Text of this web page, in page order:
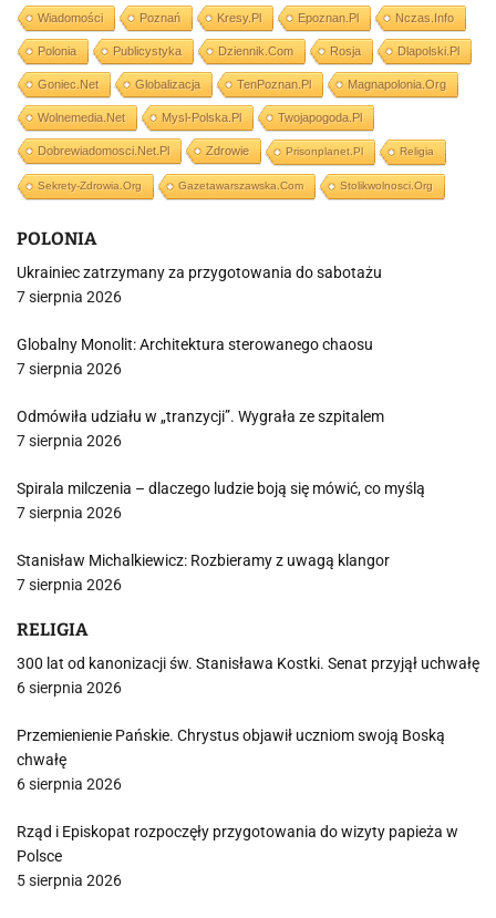
Wiadomości Poznań Kresy.pl Epoznan.pl Nczas.info
Polonia Publicystyka Dziennik.com Rosja Dlapolski.pl
Goniec.net Globalizacja TenPoznan.pl Magnapolonia.org
Wolnemedia.net Mysl-Polska.pl Twojapogoda.pl
Dobrewiadomosci.net.pl Zdrowie Prisonplanet.pl Religia
Sekrety-Zdrowia.org Gazetawarszawska.com Stolikwolnosci.org
POLONIA
Ukrainiec zatrzymany za przygotowania do sabotażu
7 sierpnia 2026
Globalny Monolit: Architektura sterowanego chaosu
7 sierpnia 2026
Odmówiła udziału w „tranzycji”. Wygrała ze szpitalem
7 sierpnia 2026
Spirala milczenia – dlaczego ludzie boją się mówić, co myślą
7 sierpnia 2026
Stanisław Michalkiewicz: Rozbieramy z uwagą klangor
7 sierpnia 2026
RELIGIA
300 lat od kanonizacji św. Stanisława Kostki. Senat przyjął uchwałę
6 sierpnia 2026
Przemienienie Pańskie. Chrystus objawił uczniom swoją Boską
chwałę
6 sierpnia 2026
Rząd i Episkopat rozpoczęły przygotowania do wizyty papieża w
Polsce
5 sierpnia 2026